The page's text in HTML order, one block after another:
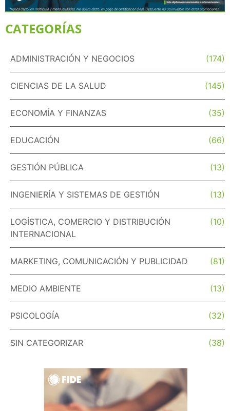
CATEGORÍAS
ADMINISTRACIÓN Y NEGOCIOS (174)
CIENCIAS DE LA SALUD (145)
ECONOMÍA Y FINANZAS (35)
EDUCACIÓN (66)
GESTIÓN PÚBLICA (13)
INGENIERÍA Y SISTEMAS DE GESTIÓN (13)
LOGÍSTICA, COMERCIO Y DISTRIBUCIÓN
INTERNACIONAL
(10)
MARKETING, COMUNICACIÓN Y PUBLICIDAD (81)
MEDIO AMBIENTE (13)
PSICOLOGÍA (32)
SIN CATEGORIZAR (38)